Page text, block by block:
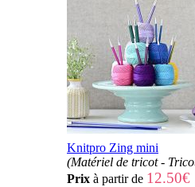
Knitpro Zing mini
(Matériel de tricot -
Prix à partir de 12.50€